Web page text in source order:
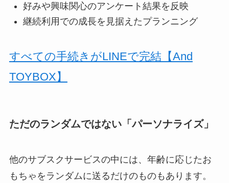
好みや興味関心のアンケート結果を反映
継続利用での成長を見据えたプランニング
すべての手続きがLINEで完結【And
TOYBOX】
ただのランダムではない「パーソナライズ」
他のサブスクサービスの中には、年齢に応じたお
もちゃをランダムに送るだけのものもあります。